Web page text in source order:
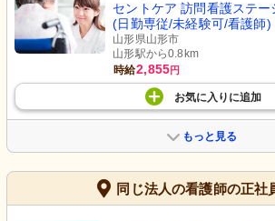
セントケア 訪問看護ステー
(日勤専従/未経験可/看護師)
山形県山形市
山形駅から0.8km
時給2,855円
お気に入り に追加
もっと見る
同じ法人の看護師の正社